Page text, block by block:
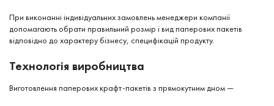
При виконанні індивідуальних замовлень менеджери компанії
допомагають обрати правильний розмір і вид паперових пакетів
відповідно до характеру бізнесу, специфікацій продукту.
Технологія виробництва
Виготовлення паперових крафт-пакетів з прямокутним дном —